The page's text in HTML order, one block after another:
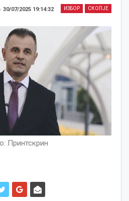
ИЗБОР СКОПЈЕ
30/07/2025 19:14:32
Принтскрин